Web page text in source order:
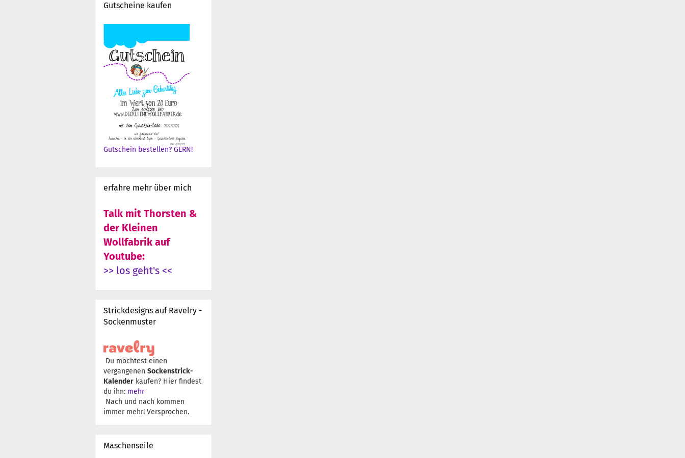
Gutscheine kaufen
Gutschein bestellen? GERN!
erfahre mehr über mich
Talk mit Thorsten &
der Kleinen
Wollfabrik auf
Youtube:
>> los geht's <<
Strickdesigns auf Ravelry -
Sockenmuster
Du möchtest einen
vergangenen Sockenstrick-
Kalender kaufen? Hier findest
du ihn: mehr
Nach und nach kommen
immer mehr! Versprochen.
Maschenseile